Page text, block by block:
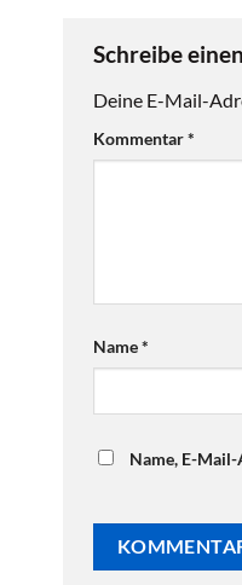
Schreibe
Deine E-Mail-
Kommentar*
Name*
Name, E-